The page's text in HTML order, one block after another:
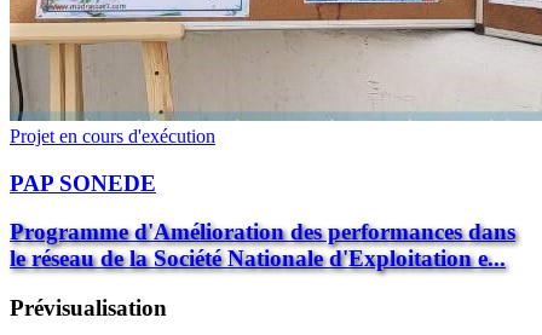
Projet en cours d'exécution
PAP SONEDE
Programme d'Amélioration des performances dans
le réseau de la Société Nationale d'Exploitation e...
Prévisualisation